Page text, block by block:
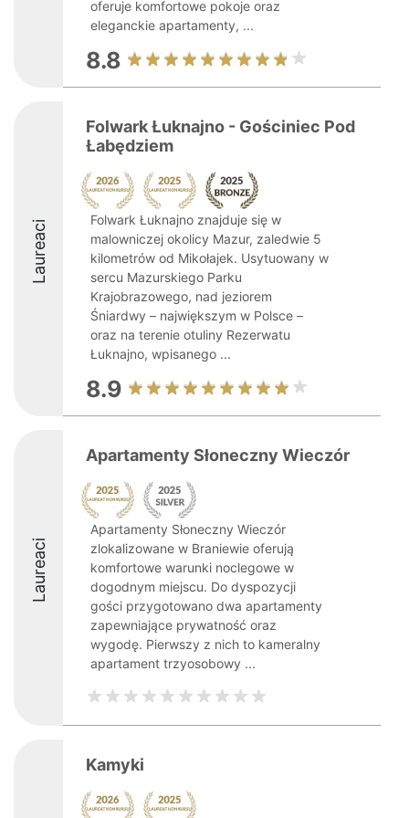
oferuje komfortowe pokoje oraz
eleganckie apartamenty, ...
8.8
Laureaci
Folwark Łuknajno - Gościniec Pod
Łabędziem
Folwark Łuknajno znajduje się w
malowniczej okolicy Mazur, zaledwie 5
kilometrów od Mikołajek. Usytuowany w
sercu Mazurskiego Parku
Krajobrazowego, nad jeziorem
Śniardwy – największym w Polsce –
oraz na terenie otuliny Rezerwatu
Łuknajno, wpisanego ...
8.9
Laureaci
Apartamenty Słoneczny Wieczór
Apartamenty Słoneczny Wieczór
zlokalizowane w Braniewie oferują
komfortowe warunki noclegowe w
dogodnym miejscu. Do dyspozycji
gości przygotowano dwa apartamenty
zapewniające prywatność oraz
wygodę. Pierwszy z nich to kameralny
apartament trzyosobowy ...
Kamyki